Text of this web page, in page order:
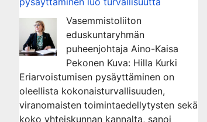
Vasemmistoliiton
eduskuntaryhmän
puheenjohtaja Aino-Kaisa
Pekonen Kuva: Hilla Kurki
Eriarvoistumisen pysäyttäminen on
oleellista kokonaisturvallisuuden,
viranomaisten toimintaedellytysten sekä
koko yhteiskunnan kannalta, sanoi